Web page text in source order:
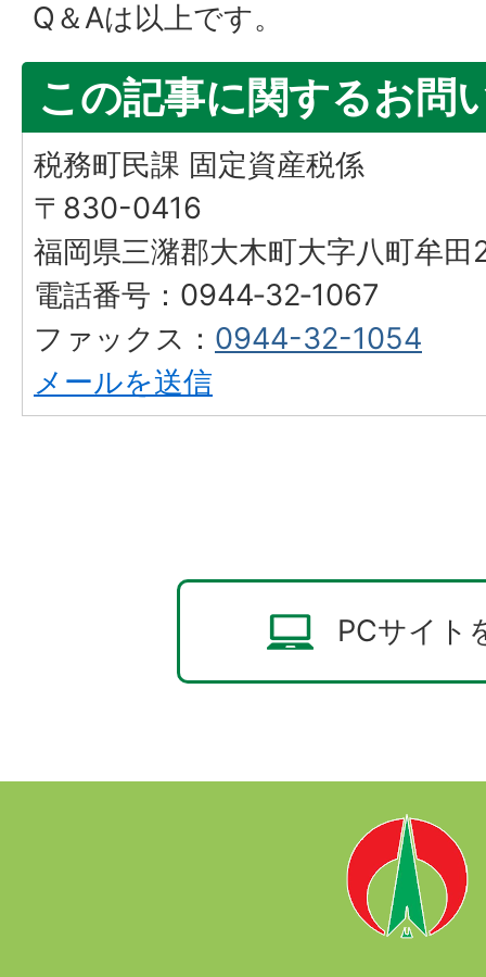
Q＆Aは以上です。
この記事に関するお問
税務町民課 固定資産税係
〒830-0416
福岡県三潴郡大木町大字八町牟
電話番号：0944‐32‐1067
ファックス： 0944-32-1054
メールを送信
PCサイト